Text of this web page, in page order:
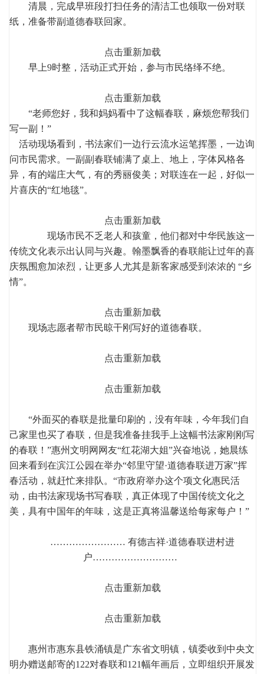
清晨，完成早班段打扫任务的清洁工也领取一份对联
纸，准备带副道德春联回家。
点击重新加载
早上9时整，活动正式开始，参与市民络绎不绝。
点击重新加载
“老师您好，我和妈妈看中了这幅春联，麻烦您帮我们
写一副！”
活动现场看到，书法家们一边行云流水运笔挥墨，一边询
问市民需求。一副副春联铺满了桌上、地上，字体风格各
异，有的端庄大气，有的秀丽俊美；对联连在一起，好似一
片喜庆的“红地毯”。
点击重新加载
现场市民不乏老人和孩童，他们都对中华民族这一
传统文化表示出认同与兴趣。翰墨飘香的春联能让过年的喜
庆氛围愈加浓烈，让更多人尤其是新客家感受到浓浓的 “乡
情”。
点击重新加载
现场志愿者帮市民晾干刚写好的道德春联。
点击重新加载
点击重新加载
“外面买的春联是批量印刷的，没有年味，今年我们自
己家里也买了春联，但是我准备挂我手上这幅书法家刚刚写
的春联！”惠州文明网网友“红花湖大姐”兴奋地说，她晨练
回来看到在滨江公园在举办“邻里守望·道德春联进万家”挥
春活动，就赶忙来排队。“市政府举办这个项文化惠民活
动，由书法家现场书写春联，真正体现了中国传统文化之
美，具有中国年的年味，这是正真将温馨送给每家每户！”
…………………… 有德吉祥·道德春联进村进
户………………………
点击重新加载
点击重新加载
惠州市惠东县铁涌镇是广东省文明镇，镇委收到中央文
明办赠送邮寄的122对春联和121幅年画后，立即组织开展发